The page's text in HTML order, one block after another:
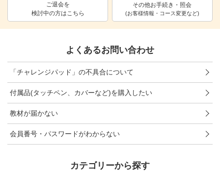
進研ゼミ 中学講座 中高一貫
会員サイトはこちら
ご退会を
検討中の方はこちら
その他お手続き・照会
(お客様情報・コース変更など)
よくあるお問い合わせ
「チャレンジパッド」の不具合について
付属品(タッチペン、カバーなど)を購入したい
教材が届かない
会員番号・パスワードがわからない
カテゴリーから探す